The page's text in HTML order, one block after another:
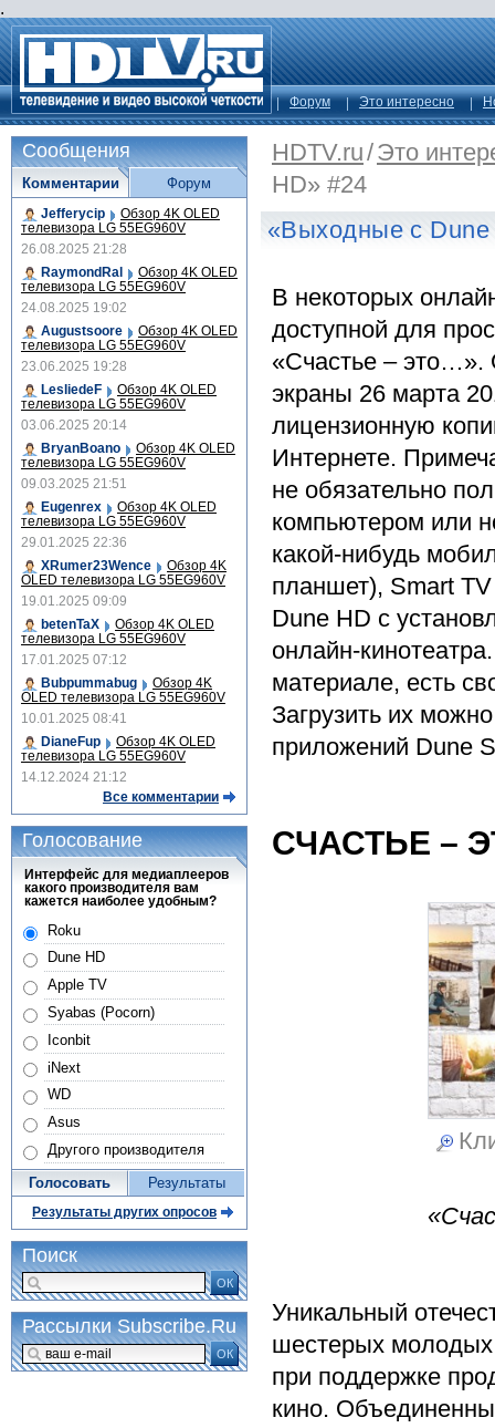
.
Форум Это интересно
HDTV.ru/Это
HD» #24
«Выходные с Dune
В некоторых
доступной для
«Счастье –
экраны 26 марта
лицензионную
Интернете.
не обязательно
компьютером или
какой-нибудь
планшет), Smart
Dune HD с
онлайн-
материале, есть
Загрузить их
приложений Dune
СЧАСТЬЕ –
Уникальный
шестерых молодых
при поддержке
кино.
Сообщения
Комментарии
Jefferycip Обзор 4K OLED
телевизора LG 55EG960V
26.08.2025 21:28
RaymondRal
Обзор 4K OLED
телевизора LG 55EG960V
24.08.2025 19:02
Augustsoore
Обзор 4K OLED
телевизора LG 55EG960V
23.06.2025 19:28
LesliedeF
Обзор 4K OLED
телевизора LG 55EG960V
03.06.2025 20:14
BryanBoano
Обзор 4K OLED
телевизора LG 55EG960V
09.03.2025 21:51
Eugenrex
Обзор 4K OLED
телевизора LG 55EG960V
29.01.2025 22:36
XRumer23Wence
Обзор 4K
OLED телевизора LG 55EG960V
19.01.2025 09:09
betenTaX
Обзор 4K OLED
телевизора LG 55EG960V
17.01.2025 07:12
Bubpummabug
Обзор 4K
OLED телевизора LG 55EG960V
10.01.2025 08:41
DianeFup
Обзор 4K OLED
телевизора LG 55EG960V
14.12.2024 21:12
Все комментарии
Форум
Голосование
Интерфейс для медиаплееров
какого производителя вам
кажется наиболее удобным?
Roku
Dune HD
Apple TV
Syabas (Pocorn)
Iconbit
iNext
WD
Asus
Другого производителя
Голосовать Результаты
Результаты других опросов
Поиск
ОК
Рассылки Subscribe.Ru
ОК